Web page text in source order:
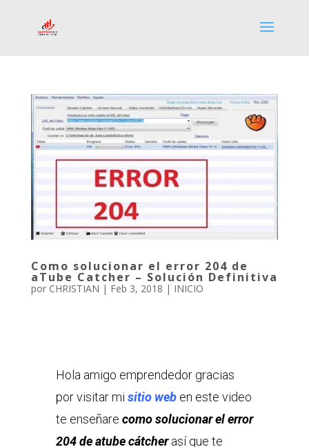
Como solucionar el error 204 de
aTube Catcher – Solución Definitiva
por CHRISTIAN | Feb 3, 2018 | INICIO
Hola amigo emprendedor gracias
por visitar mi sitio web en este video
te enseñare como solucionar el error
204 de atube cátcher así que te